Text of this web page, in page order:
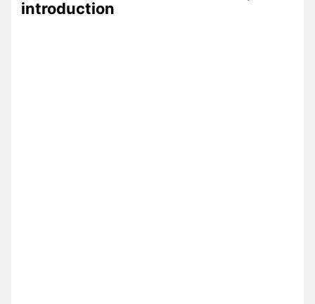
introduction